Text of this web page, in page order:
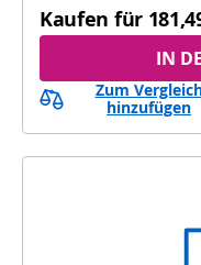
Kaufen für
IN
Zum
hinzufügen